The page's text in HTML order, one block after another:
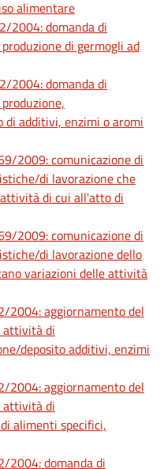
alimentare
2004: domanda di
di germogli ad
2004: domanda di
di additivi, enzimi o aromi
2009: comunicazione di
di lavorazione che
di cui all'atto di
2009: comunicazione di
di lavorazione dello
variazioni delle attività
2004: aggiornamento del
attività di
deposito additivi, enzimi
2004: aggiornamento del
attività di
alimenti specifici,
2004: domanda di